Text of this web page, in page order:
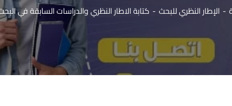
الإطار النظري للبحث كتابة الاطار النظري والدراسات السابقة في